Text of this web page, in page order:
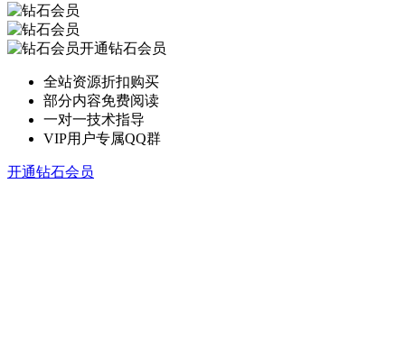
开通钻石会员
全站资源折扣购买
部分内容免费阅读
一对一技术指导
VIP用户专属QQ群
开通钻石会员